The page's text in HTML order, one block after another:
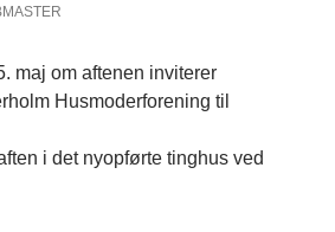
maj om aftenen inviterer
Husmoderforening til
i det nyopførte tinghus ved